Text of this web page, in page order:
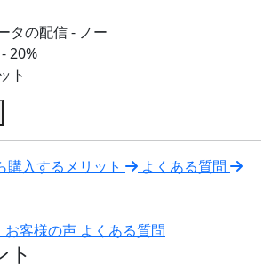
タの配信 - ノー
20%
ト
入するメリット よくある質問
お客様の声 よくある質問
ト